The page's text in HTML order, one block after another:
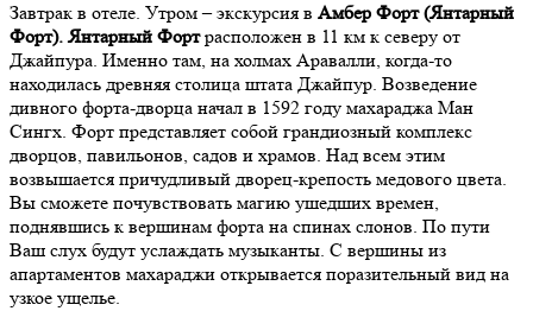
Завтрак в отеле. Утром – экскурсия в Амбер Форт (Янтарный
Форт). Янтарный Фортрасположен в 11 км к северу от
Джайпура. Именно там, на холмах Аравалли, когда-то
находилась древняя столица штата Джайпур. Возведение
дивного форта-дворца начал в 1592 году махараджа Ман
Сингх. Форт представляет собой грандиозный комплекс
дворцов, павильонов, садов и храмов. Над всем этим
возвышается причудливый дворец-крепость медового цвета.
Вы сможете почувствовать магию ушедших времен,
поднявшись к вершинам форта на спинах слонов. По пути
Ваш слух будут услаждать музыканты. С вершины из
апартаментов махараджи открывается поразительный вид на
узкое ущелье.